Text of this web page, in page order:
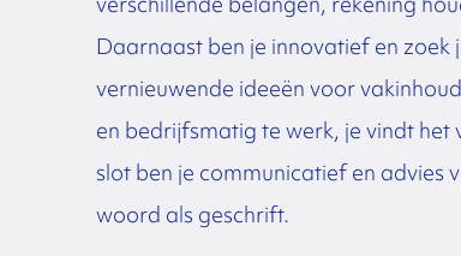
Daarnaast ben je innovatief en
vernieuwende ideeën voor
en bedrijfsmatig te werk, je vindt
slot ben je communicatief en advies
woord als geschrift.